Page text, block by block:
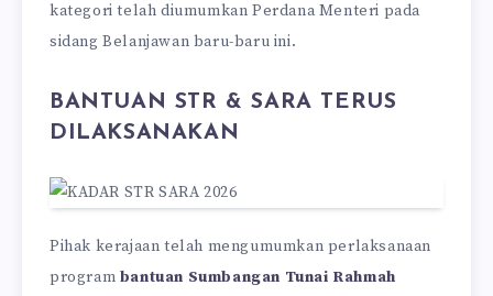
kategori telah diumumkan Perdana Menteri pada
sidang Belanjawan baru-baru ini.
BANTUAN STR & SARA TERUS
DILAKSANAKAN
Pihak kerajaan telah mengumumkan perlaksanaan
program bantuan Sumbangan Tunai Rahmah